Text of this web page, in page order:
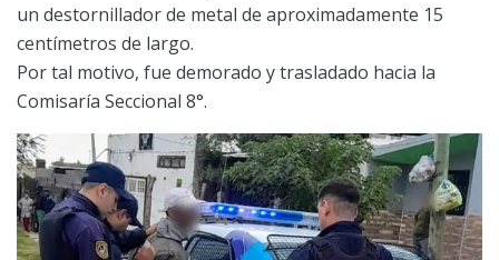
un destornillador de metal de aproximadamente 15
centímetros de largo.
Por tal motivo, fue demorado y trasladado hacia la
Comisaría Seccional 8°.